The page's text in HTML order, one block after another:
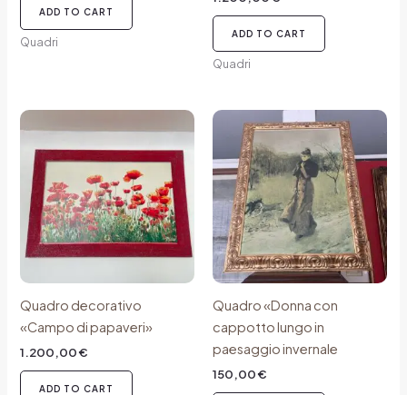
ADD TO CART
Quadri
ADD TO CART
Quadri
Quadro decorativo
«Campo di papaveri»
1.200,00€
ADD TO CART
Quadro «Donna con
cappotto lungo in
paesaggio invernale
150,00€